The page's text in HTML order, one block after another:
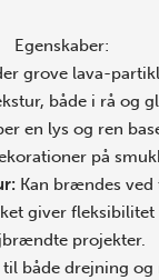
Egenskaber:
grove lava-
både i rå og
en lys og ren
på
Kan brændes
giver
projekter.
til både drejning